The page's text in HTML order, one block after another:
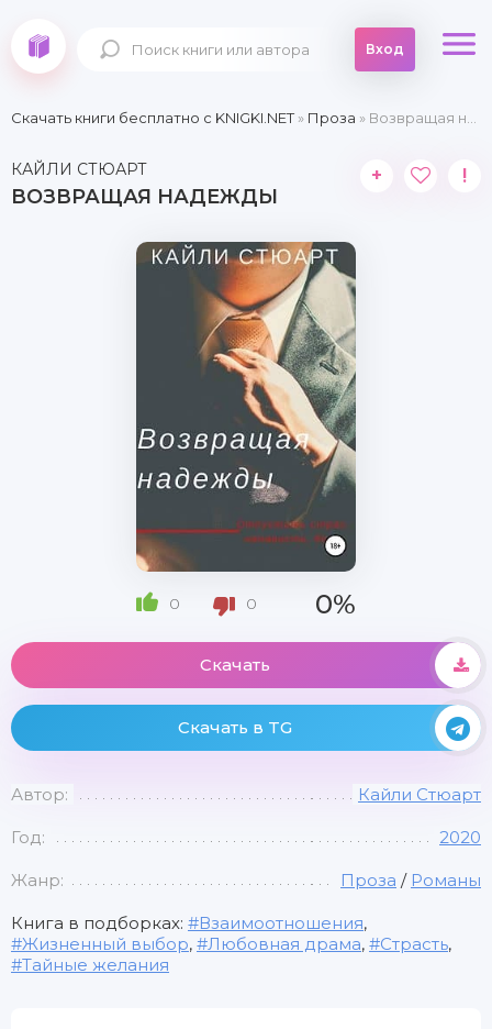
Вход
Скачать книги бесплатно c KNIGKI.NET» Проза » Возвращая надежды
КАЙЛИ СТЮАРТ
ВОЗВРАЩАЯ НАДЕЖДЫ
+ !
0 0 0%
Скачать
Скачать в TG
Автор: Кайли Стюарт
Год: 2020
Жанр: Проза / Романы
Книга в подборках: Взаимоотношения,
Жизненный выбор, Любовная драма, Страсть,
Тайные желания